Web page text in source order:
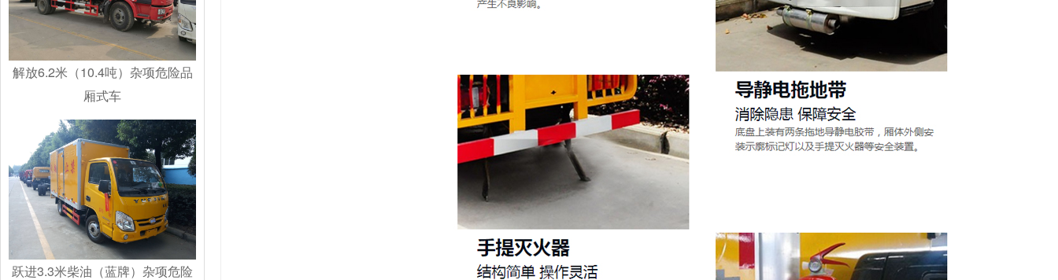
解放6.2米（10.4吨）杂项危险品
厢式车
跃进3.3米柴油（蓝牌）杂项危险